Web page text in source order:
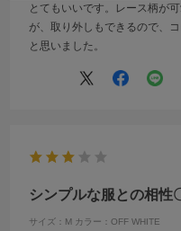
とてもいいです。レース柄が
が、取り外しもできるので、
と思いました。
シンプルな服との相性
サイズ：M カラー：OFF WHITE